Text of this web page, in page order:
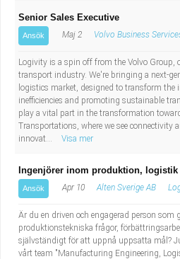
Senior Sales Executive
Ansök Maj 2 Volvo Business
Logivity is a spin off from the Volvo
transport industry. We're bringing a next-
logistics market, designed to transform the
inefficiencies and promoting sustainable
play a vital part in the transformation
Transportations, where we see
innovat...
Visa mer
Ingenjörer inom produktion,
Ansök Apr 10 Alten Sverige AB
Är du en driven och engagerad person som
produktionstekniska frågor,
självständigt för att uppnå uppsatta mål?
vårt team "Manufacturing Engineering,